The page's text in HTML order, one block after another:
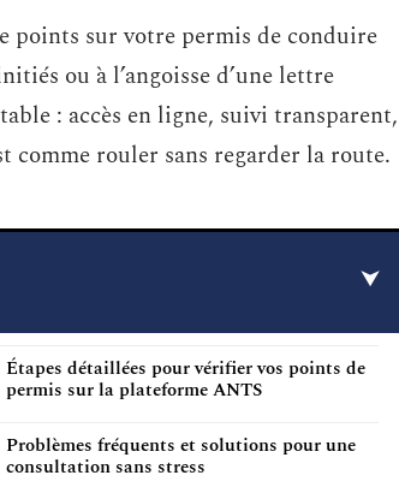
points sur votre permis de conduire
ou à l’angoisse d’une lettre
: accès en ligne, suivi transparent,
comme rouler sans regarder la route.
Étapes détaillées pour vérifier vos points de
permis sur la plateforme ANTS
Problèmes fréquents et solutions pour une
consultation sans stress